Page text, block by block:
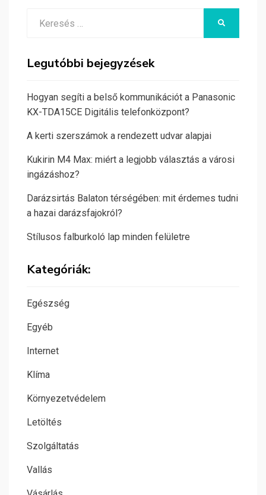
Legutóbbi bejegyzések
Hogyan segíti a belső kommunikációt a Panasonic
KX-TDA15CE Digitális telefonközpont?
A kerti szerszámok a rendezett udvar alapjai
Kukirin M4 Max: miért a legjobb választás a városi
ingázáshoz?
Darázsirtás Balaton térségében: mit érdemes tudni
a hazai darázsfajokról?
Stílusos falburkoló lap minden felületre
Kategóriák:
Egészség
Egyéb
Internet
Klíma
Környezetvédelem
Letöltés
Szolgáltatás
Vallás